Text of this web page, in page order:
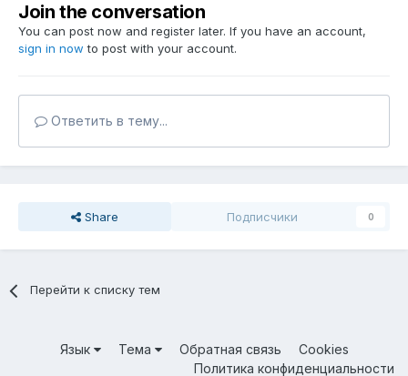
Join the conversation
You can post now and register later. If you have an account,
sign in now to post with your account.
Ответить в тему...
Share Подписчики 0
Перейти к списку тем
Язык Тема Обратная связь
Cookies
Политика конфиденциальности